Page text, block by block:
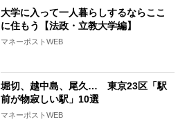
大学に入って一人暮らしするならここ
に住もう【法政・立教大学編】
マネーポストWEB
堀切、越中島、尾久… 東京23区「駅
前が物寂しい駅」10選
マネーポストWEB